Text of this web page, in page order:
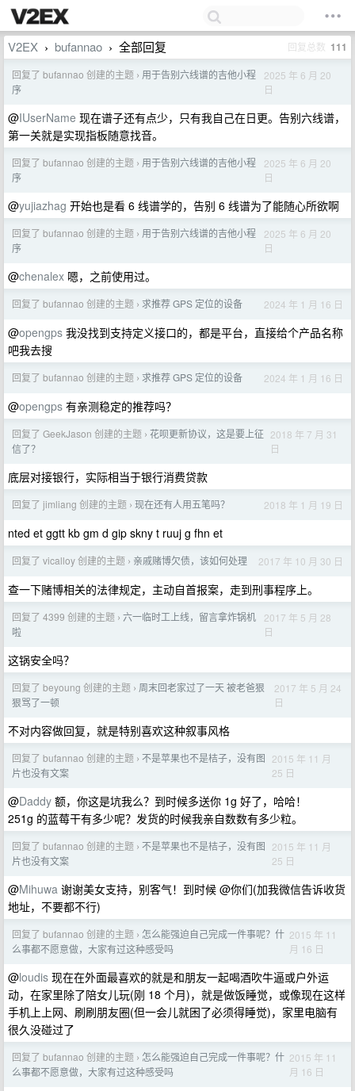
V2EX › bufannao › 全部回复 回复总数 111
回复了 bufannao 创建的主题 › 用于告别六线谱的吉他小程
序
2025 年 6 月 20
日
@IUserName 现在谱子还有点少，只有我自己在日更。告别六线谱，
第一关就是实现指板随意找音。
回复了 bufannao 创建的主题 › 用于告别六线谱的吉他小程
序
2025 年 6 月 20
日
@yujiazhag 开始也是看 6 线谱学的，告别 6 线谱为了能随心所欲啊
回复了 bufannao 创建的主题 › 用于告别六线谱的吉他小程
序
2025 年 6 月 20
日
@chenalex 嗯，之前使用过。
回复了 bufannao 创建的主题 › 求推荐 GPS 定位的设备 2024 年 1 月 16 日
@opengps 我没找到支持定义接口的，都是平台，直接给个产品名称
吧我去搜
回复了 bufannao 创建的主题 › 求推荐 GPS 定位的设备 2024 年 1 月 16 日
@opengps 有亲测稳定的推荐吗？
回复了 GeekJason 创建的主题 › 花呗更新协议，这是要上征
信了？
2018 年 7 月 31
日
底层对接银行，实际相当于银行消费贷款
回复了 jimliang 创建的主题 › 现在还有人用五笔吗？ 2018 年 1 月 19 日
nted et ggtt kb gm d gip skny t ruuj g fhn et
回复了 vicalloy 创建的主题 › 亲戚赌博欠债，该如何处理 2017 年 10 月 30 日
查一下赌博相关的法律规定，主动自首报案，走到刑事程序上。
回复了 4399 创建的主题 › 六一临时工上线，留言拿炸锅机
啦
2017 年 5 月 28
日
这锅安全吗？
回复了 beyoung 创建的主题 › 周末回老家过了一天 被老爸狠
狠骂了一顿
2017 年 5 月 24
日
不对内容做回复，就是特别喜欢这种叙事风格
回复了 bufannao 创建的主题 › 不是苹果也不是桔子，没有图
片也没有文案
2015 年 11 月
25 日
@Daddy 额，你这是坑我么？到时候多送你 1g 好了，哈哈！
251g 的蓝莓干有多少呢？发货的时候我亲自数数有多少粒。
回复了 bufannao 创建的主题 › 不是苹果也不是桔子，没有图
片也没有文案
2015 年 11 月
25 日
@Mihuwa 谢谢美女支持，别客气！到时候 @你们(加我微信告诉收货
地址，不要都不行)
回复了 bufannao 创建的主题 › 怎么能强迫自己完成一件事呢？什
么事都不愿意做，大家有过这种感受吗
2015 年 11
月 16 日
@loudis 现在在外面最喜欢的就是和朋友一起喝酒吹牛逼或户外运
动，在家里除了陪女儿玩(刚 18 个月)，就是做饭睡觉，或像现在这样
手机上上网、刷刷朋友圈(但一会儿就困了必须得睡觉)，家里电脑有
很久没碰过了
回复了 bufannao 创建的主题 › 怎么能强迫自己完成一件事呢？什
么事都不愿意做，大家有过这种感受吗
2015 年 11
月 16 日